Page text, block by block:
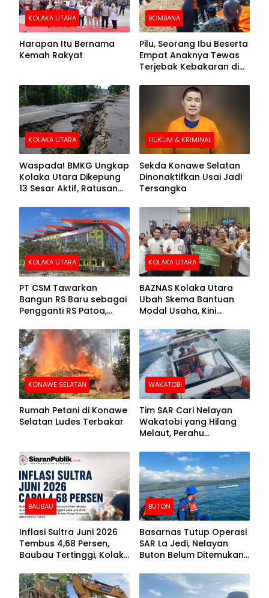
KOLAKA UTARA
Harapan Itu Bernama
Kemah Rakyat
BOMBANA
Pilu, Seorang Ibu Beserta
Empat Anaknya Tewas
Terjebak Kebakaran di
KOLAKA UTARA
Waspada! BMKG Ungkap
Kolaka Utara Dikepung
13 Sesar Aktif, Ratusan
HUKUM & KRIMINAL
Sekda Konawe Selatan
Dinonaktifkan Usai Jadi
Tersangka
KOLAKA UTARA
PT CSM Tawarkan
Bangun RS Baru sebagai
Pengganti RS Patoa,
Kolut
KOLAKA UTARA
BAZNAS Kolaka Utara
Ubah Skema Bantuan
Modal Usaha, Kini
Barang Senilai Rp419,5
Juta
KONAWE SELATAN
Rumah Petani di Konawe
Selatan Ludes Terbakar
WAKATOBI
Tim SAR Cari Nelayan
Wakatobi yang Hilang
Melaut, Perahu
Kemasukan Air
BAUBAU
Inflasi Sultra Juni 2026
Tembus 4,68 Persen,
Baubau Tertinggi, Kolaka
BUTON
Basarnas Tutup Operasi
SAR La Jedi, Nelayan
Buton Belum Ditemukan